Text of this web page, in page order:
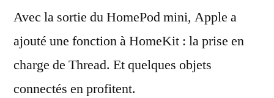
Thread
une
sorte
de
Avec la sortie du HomePod mini, Apple a
ajouté une fonction à HomeKit : la prise en
charge de Thread. Et quelques objets
connectés en profitent.